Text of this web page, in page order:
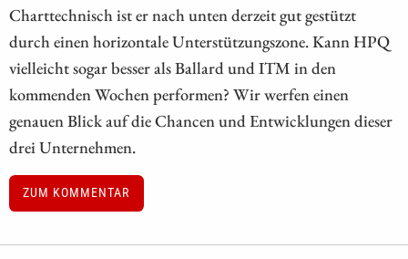
Charttechnisch ist er nach unten derzeit gut gestützt
durch einen horizontale Unterstützungszone. Kann HPQ
vielleicht sogar besser als Ballard und ITM in den
kommenden Wochen performen? Wir werfen einen
genauen Blick auf die Chancen und Entwicklungen dieser
drei Unternehmen.
ZUM KOMMENTAR